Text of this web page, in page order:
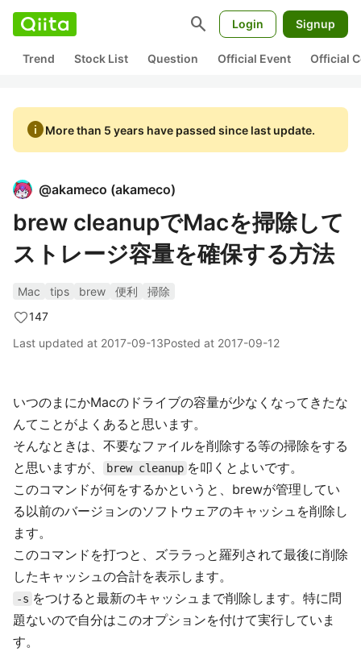
search Login Signup
Trend Stock List Question Official Event Official
infoMore than 5 years have passed since last update.
@akameco (akameco)
brew cleanupでMacを掃除して
ストレージ容量を確保する方法
Mac tips brew 便利
掃除
147
Last updated at 2017-09-13Posted at 2017-09-12
いつのまにかMacのドライブの容量が少なくなってきたな
んてことがよくあると思います。
そんなときは、不要なファイルを削除する等の掃除をする
と思いますが、
brew cleanup を叩くとよいです。
このコマンドが何をするかというと、brewが管理してい
る以前のバージョンのソフトウェアのキャッシュを削除し
ます。
このコマンドを打つと、ズララっと羅列されて最後に削除
したキャッシュの合計を表示します。
-s をつけると最新のキャッシュまで削除します。特に問
題ないので自分はこのオプションを付けて実行していま
す。